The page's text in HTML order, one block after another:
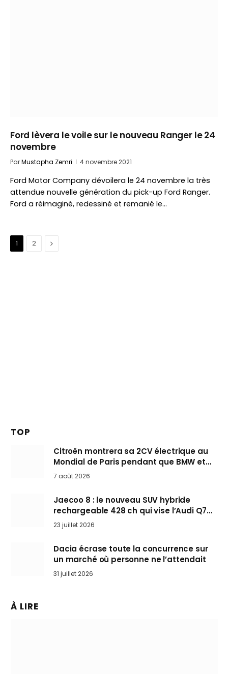
Ford lèvera le voile sur le nouveau Ranger le 24
novembre
ParMustapha Zemri 4 novembre 2021
Ford Motor Company dévoilera le 24 novembre la très
attendue nouvelle génération du pick-up Ford Ranger.
Ford a réimaginé, redessiné et remanié le…
1 2 Suivant
TOP
Citroën montrera sa 2CV électrique au
Mondial de Paris pendant que BMW et
Mini désertent le salon
7 août 2026
Jaecoo 8 : le nouveau SUV hybride
rechargeable 428 ch qui vise l’Audi Q7
arrive en Europe cet automne
23 juillet 2026
Dacia écrase toute la concurrence sur
un marché où personne ne l’attendait
31 juillet 2026
À LIRE